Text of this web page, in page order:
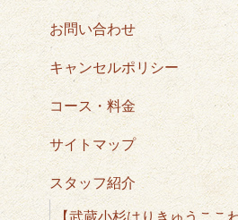
お問い合わせ
キャンセルポリシー
コース・料金
サイトマップ
スタッフ紹介
【武蔵小杉はりきゅうここ